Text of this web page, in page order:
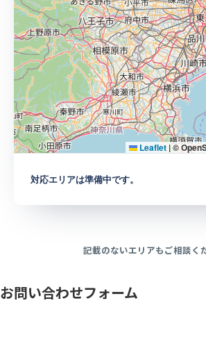
Leaflet |©
対応エリアは準備中です。
記載のないエリアもご相談く
お問い合わせフォーム